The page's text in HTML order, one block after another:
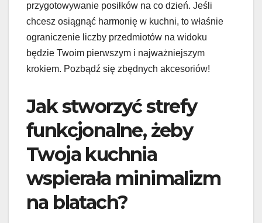
przygotowywanie posiłków na co dzień. Jeśli
chcesz osiągnąć harmonię w kuchni, to właśnie
ograniczenie liczby przedmiotów na widoku
będzie Twoim pierwszym i najważniejszym
krokiem. Pozbądź się zbędnych akcesoriów!
Jak stworzyć strefy
funkcjonalne, żeby
Twoja kuchnia
wspierała minimalizm
na blatach?